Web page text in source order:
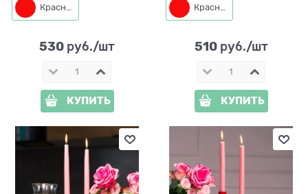
Красный
530 руб./шт
КУПИТЬ
Красный
510 руб./шт
КУПИТЬ